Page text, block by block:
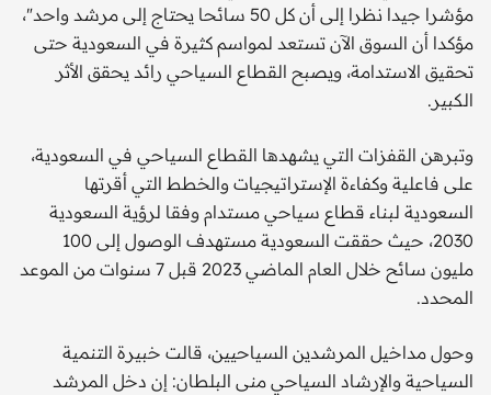
مؤشرا جيدا نظرا إلى أن كل 50 سائحا يحتاج إلى مرشد واحد"،
مؤكدا أن السوق الآن تستعد لمواسم كثيرة في السعودية حتى
تحقيق الاستدامة، ويصبح القطاع السياحي رائد يحقق الأثر
الكبير.
وتبرهن القفزات التي يشهدها القطاع السياحي في السعودية،
على فاعلية وكفاءة الإستراتيجيات والخطط التي أقرتها
السعودية لبناء قطاع سياحي مستدام وفقا لرؤية السعودية
2030، حيث حققت السعودية مستهدف الوصول إلى 100
مليون سائح خلال العام الماضي 2023 قبل 7 سنوات من الموعد
المحدد.
وحول مداخيل المرشدين السياحيين، قالت خبيرة التنمية
السياحية والإرشاد السياحي منى البلطان: إن دخل المرشد